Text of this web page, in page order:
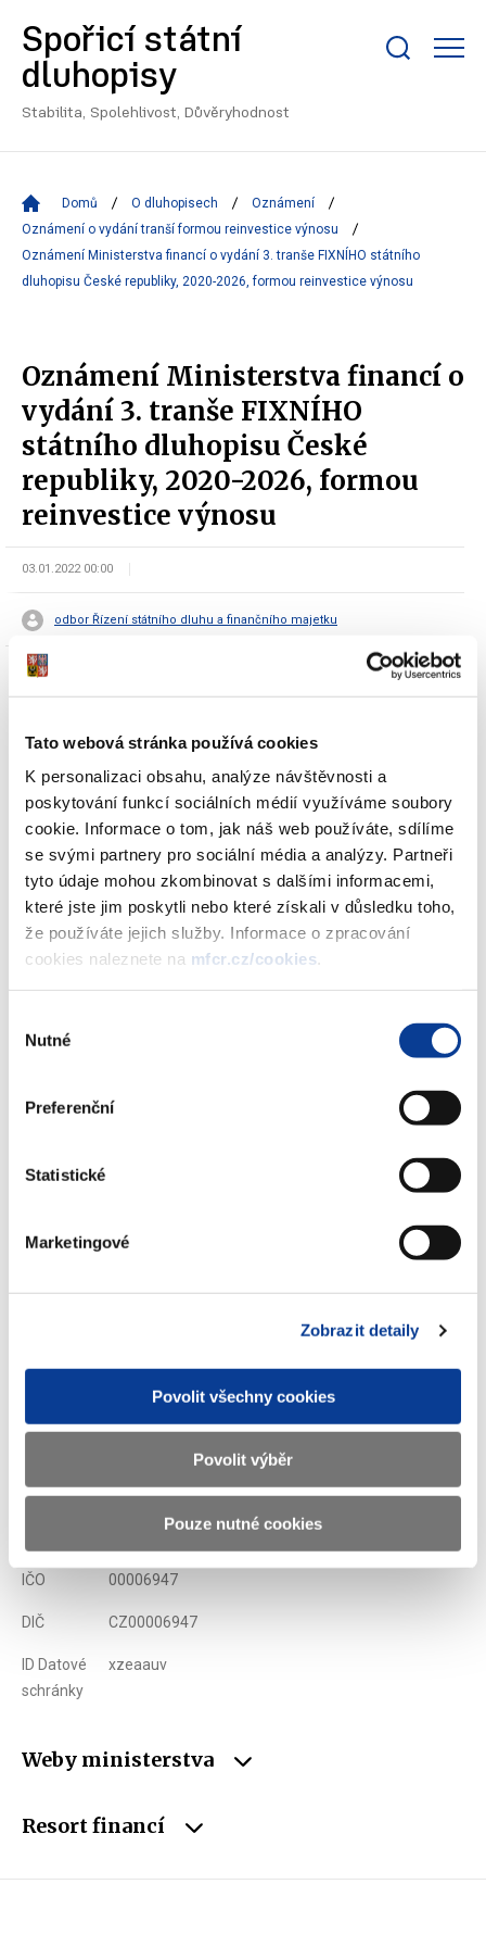
Tato webová stránka používá cookies
K personalizaci obsahu, analýze návštěvnosti a
poskytování funkcí sociálních médií využíváme soubory
cookie. Informace o tom, jak náš web používáte, sdílíme
se svými partnery pro sociální média a analýzy. Partneři
tyto údaje mohou zkombinovat s dalšími informacemi,
které jste jim poskytli nebo které získali v důsledku toho,
že používáte jejich služby. Informace o zpracování
cookies naleznete na mfcr.cz/cookies.
souhlasu
Nutné
Preferenční
Statistické
Marketingové
Zobrazit detaily
Povolit všechny cookies
Povolit výběr
Pouze nutné cookies
Spořicí státní
dluhopisy
Stabilita, Spolehlivost, Důvěryhodnost
Domů O dluhopisech
Oznámení
Oznámení o vydání tranší formou reinvestice výnosu
Oznámení Ministerstva financí o vydání 3. tranše FIXNÍHO státního
dluhopisu České republiky, 2020-2026, formou reinvestice výnosu
Oznámení Ministerstva financí o
vydání 3. tranše FIXNÍHO
státního dluhopisu České
republiky, 2020-2026, formou
reinvestice výnosu
03.01.2022 00:00
odbor Řízení státního dluhu a finančního majetku
Dokumenty ke stažení
Oznámení Ministerstva financí o
vydání 3. tranše FIXNÍHO státního
dluhopisu České republiky, 2020-2026,
formou reinvestice výnosu
(387 kB)
Zobrazeno12 × Doporučeno32 ×
Ministerstvo financí ČR
Letenská 15, 118 10 Praha
Telefon +420 257 041 111
IČO 00006947
DIČ CZ00006947
ID Datové
schránky
xzeaauv
Weby ministerstva
Resort financí